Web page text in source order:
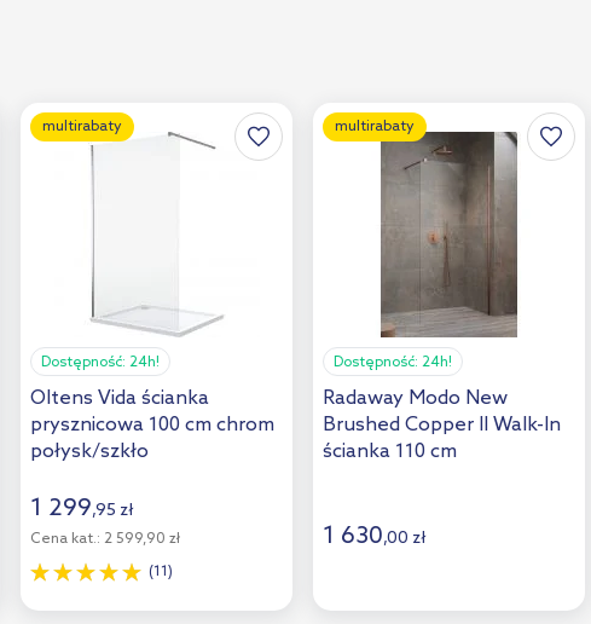
multirabaty
Dostępność: 24h!
Oltens Vida ścianka
prysznicowa 100 cm chrom
połysk/szkło
1 299,95 zł
Cena kat.: 2 599,90 zł
(11)
multirabaty
Dostępność: 24h!
Radaway Modo New
Brushed Copper II Walk-In
ścianka 110 cm
przezroczyste 389114-93-
1 630,00 zł